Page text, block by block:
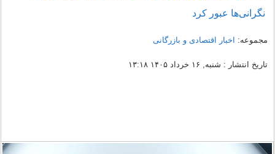
نگرانی‌ها عبور کرد
مجموعه: اخبار اقتصادی و بازرگانی
تاریخ انتشار : شنبه, ۱۶ خرداد ۱۴۰۵ ۱۳:۱۸